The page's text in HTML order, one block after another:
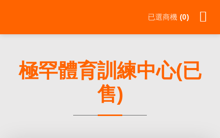
已選商機 0
極罕體育訓練中心(已
售)